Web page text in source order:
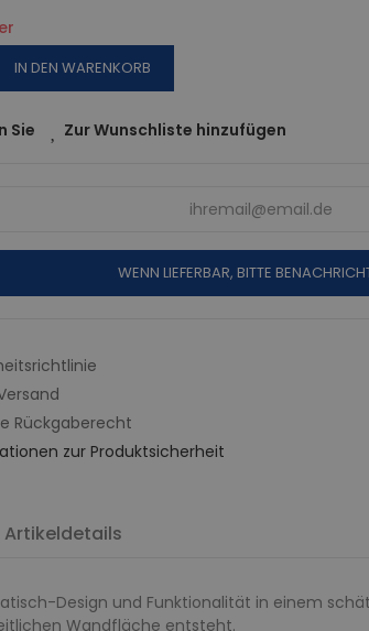
IN DEN WARENKORB
Sie Zur Wunschliste hinzufügen
WENN LIEFERBAR, BITTE
Rückgaberecht
zur Produktsicherheit
Artikeldetails
Design und Funktionalität in einem
Wandfläche entsteht.